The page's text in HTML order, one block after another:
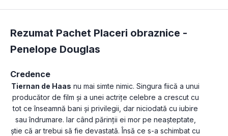
Rezumat Pachet Placeri obraznice -
Penelope Douglas
Credence
Tiernan de Haas nu mai simte nimic. Singura fiică a unui
producător de film și a unei actrițe celebre a crescut cu
tot ce înseamnă bani și privilegii, dar niciodată cu iubire
sau îndrumare. Iar când părinții ei mor pe neașteptate,
știe că ar trebui să fie devastată. Însă ce s-a schimbat cu